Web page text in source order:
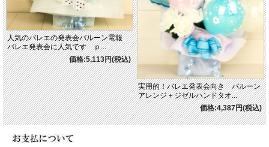
人気のバレエの発表会バルーン電報
バレエ発表会に人気です ｐ...
価格:5,113円(税込)
実用的！バレエ発表会向き バルーン
アレンジ＋ジゼルハンドタオ...
価格:4,387円(税込)